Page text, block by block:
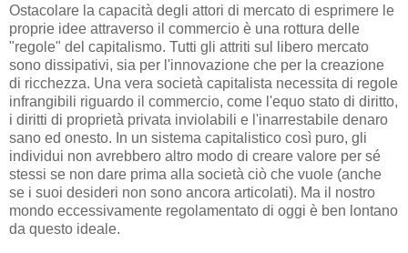
Ostacolare la capacità degli attori di mercato di esprimere le
proprie idee attraverso il commercio è una rottura delle
"regole" del capitalismo. Tutti gli attriti sul libero mercato
sono dissipativi, sia per l'innovazione che per la creazione
di ricchezza. Una vera società capitalista necessita di regole
infrangibili riguardo il commercio, come l'equo stato di diritto,
i diritti di proprietà privata inviolabili e l'inarrestabile denaro
sano ed onesto. In un sistema capitalistico così puro, gli
individui non avrebbero altro modo di creare valore per sé
stessi se non dare prima alla società ciò che vuole (anche
se i suoi desideri non sono ancora articolati). Ma il nostro
mondo eccessivamente regolamentato di oggi è ben lontano
da questo ideale.